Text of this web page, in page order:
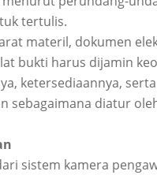
tertulis.
materil, dokumen
bukti harus dijamin
ketersediaannya,
sebagaimana diatur
sistem kamera